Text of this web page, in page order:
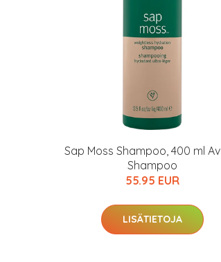
Sap Moss Shampoo, 400 ml
Shampoo
55.95 EUR
LISÄTIETOJA